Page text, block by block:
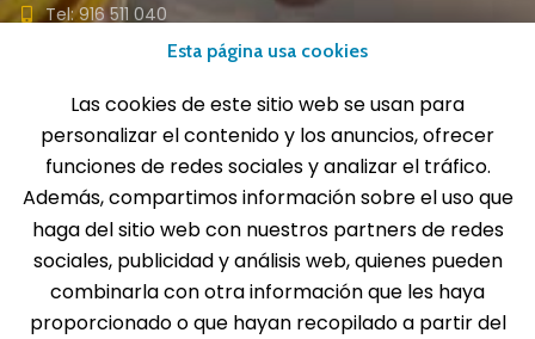
Tel: 916 511 040
Whatsapp: 609 72 24 10
SOLICITA INFORMACIÓN
MENÚ
Balones
Esta página usa cookies
Las cookies de este sitio web se usan para
personalizar el contenido y los anuncios, ofrecer
funciones de redes sociales y analizar el tráfico.
Además, compartimos información sobre el uso que
haga del sitio web con nuestros partners de redes
sociales, publicidad y análisis web, quienes pueden
combinarla con otra información que les haya
proporcionado o que hayan recopilado a partir del